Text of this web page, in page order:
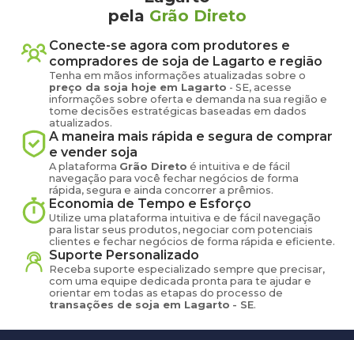
pela Grão Direto
Conecte-se agora com produtores e
compradores de soja de Lagarto e região
Tenha em mãos informações atualizadas sobre o
preço da soja hoje em Lagarto - SE, acesse
informações sobre oferta e demanda na sua região e
tome decisões estratégicas baseadas em dados
atualizados.
A maneira mais rápida e segura de comprar
e vender soja
A plataforma Grão Direto é intuitiva e de fácil
navegação para você fechar negócios de forma
rápida, segura e ainda concorrer a prêmios.
Economia de Tempo e Esforço
Utilize uma plataforma intuitiva e de fácil navegação
para listar seus produtos, negociar com potenciais
clientes e fechar negócios de forma rápida e eficiente.
Suporte Personalizado
Receba suporte especializado sempre que precisar,
com uma equipe dedicada pronta para te ajudar e
orientar em todas as etapas do processo de
transações de soja em Lagarto - SE.